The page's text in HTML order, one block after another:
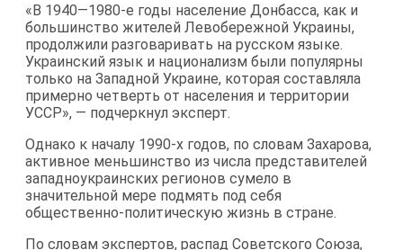
«В 1940—1980-е годы население Донбасса, как и
большинство жителей Левобережной Украины,
продолжили разговаривать на русском языке.
Украинский язык и национализм были популярны
только на Западной Украине, которая составляла
примерно четверть от населения и территории
УССР», — подчеркнул эксперт.
Однако к началу 1990-х годов, по словам Захарова,
активное меньшинство из числа представителей
западноукраинских регионов сумело в
значительной мере подмять под себя
общественно-политическую жизнь в стране.
По словам экспертов, распад Советского Союза,